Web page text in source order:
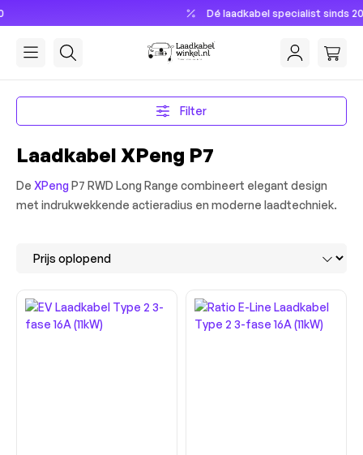
Dé laadkabel specialist sinds 2013
Filter
Laadkabel XPeng P7
De XPengP7 RWD Long Range combineert elegant design
met indrukwekkende actieradius en moderne laadtechniek.